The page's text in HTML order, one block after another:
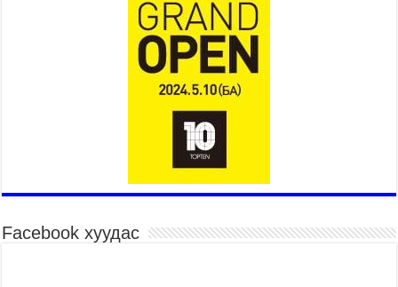
Үндэсний их баяр наадмын сур харвааны
шагналыг нийслэлийн Засаг дарга бөгөөд
Улаанбаатар хотын Захирагч Б.Пүрэвдагва
2026 оны 7 сар 15 / 11 цаг 41 минут
Нийслэлийн Эрүүл мэндийн газраас 45 баг
иргэдэд тусламж, үйлчилгээ үзүүлж байна
Хүчит бөхийн барилдааны тавын даваа
үргэлжилж байна
Төв цэнгэлдэх орчмын цэвэрлэгээ, үйлчилгээнд
Facebook хуудас